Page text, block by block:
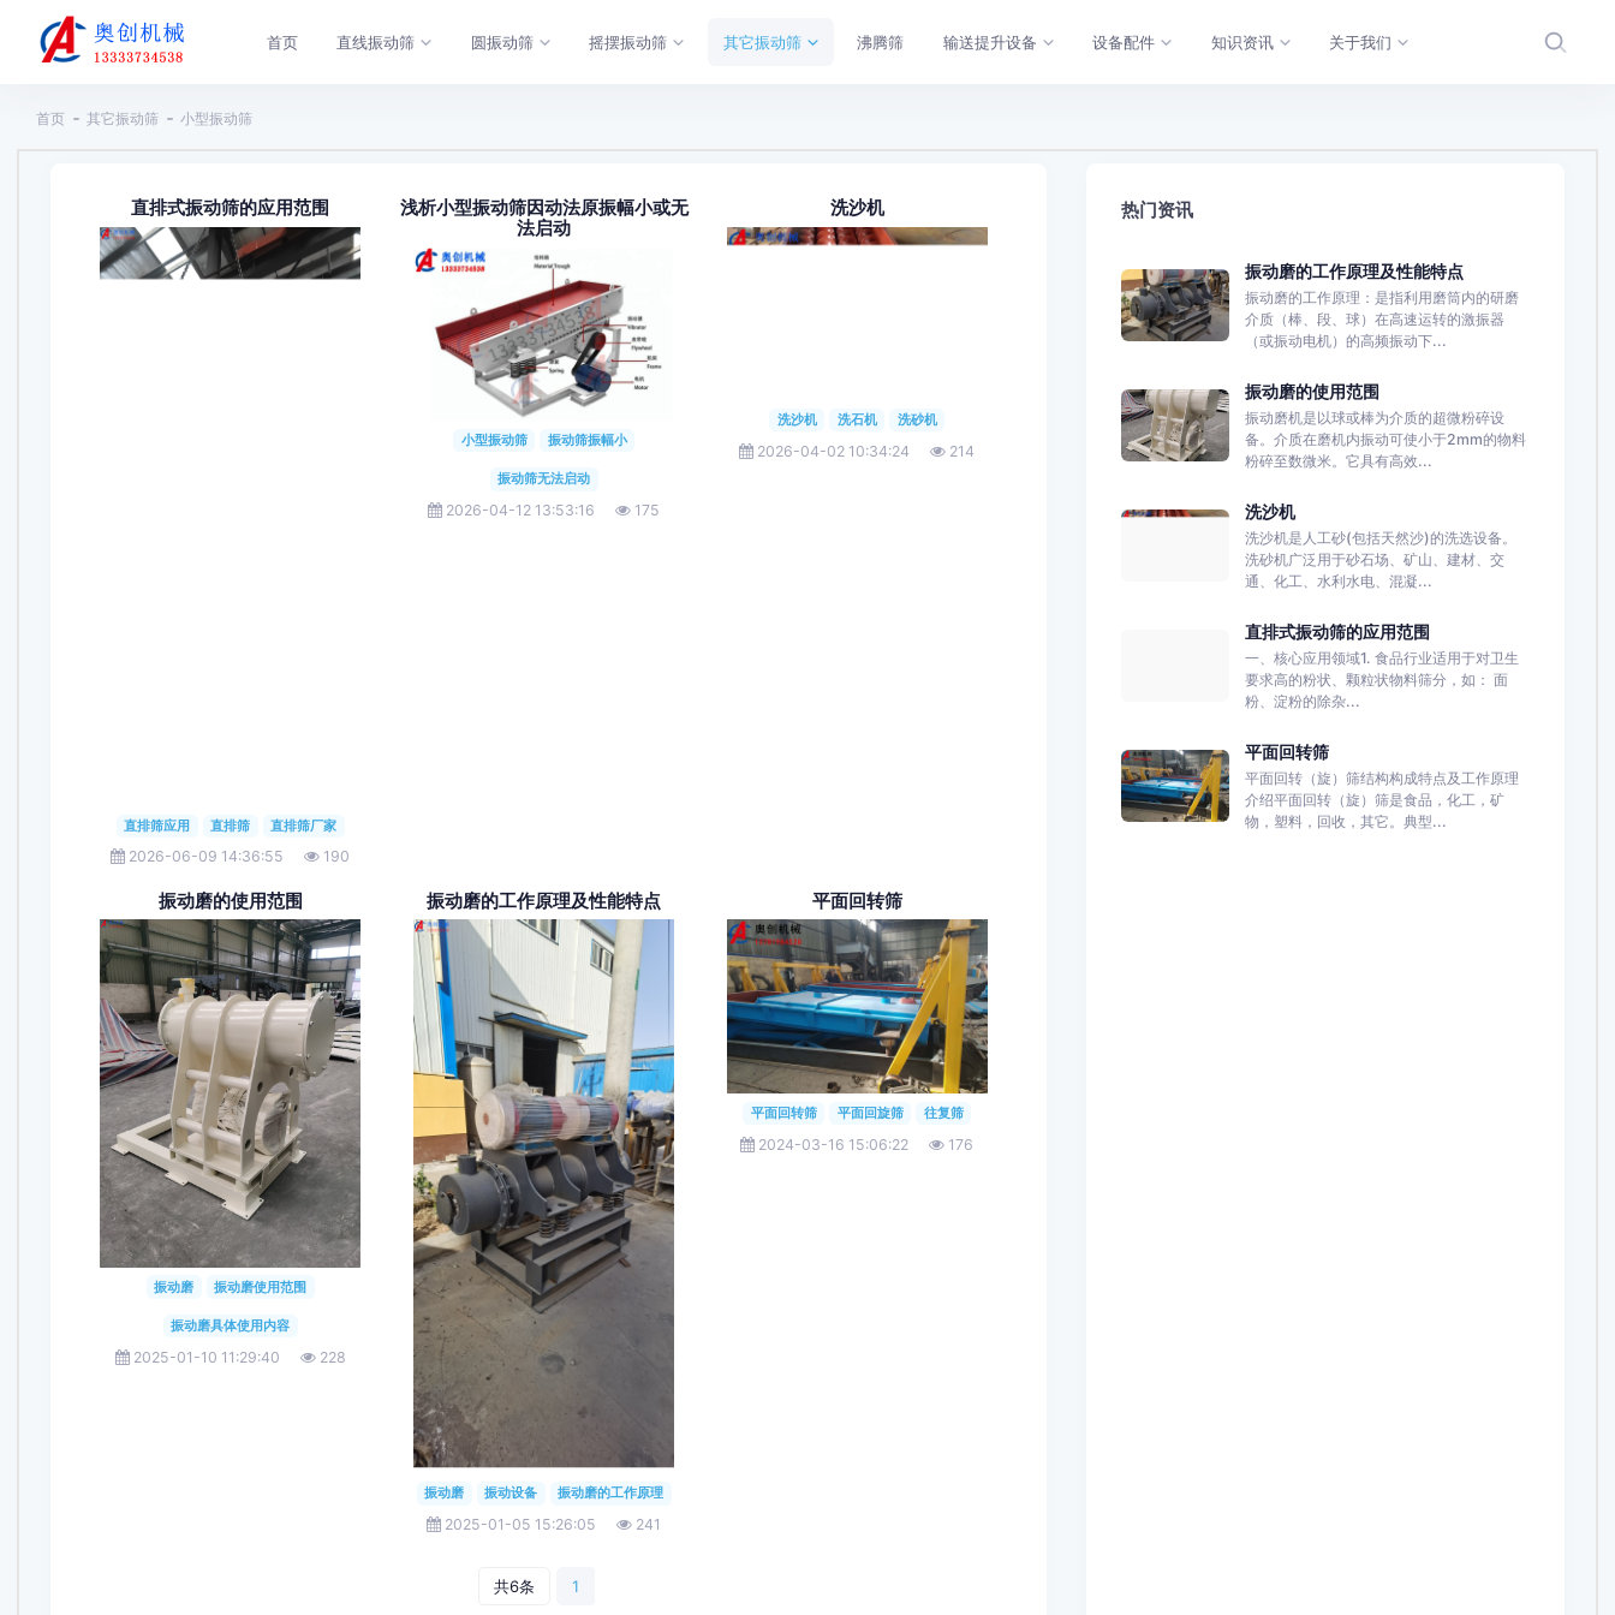
首页 直线振动筛 圆振动筛 摇摆振动筛 其它振动筛 沸腾筛 输送提升设备 设备配件 知识资讯 关于我们
首页 其它振动筛 小型振动筛
直排式振动筛的应用范围
直排筛应用 直排筛 直排筛厂家
2026-06-09 14:36:55 190
浅析小型振动筛因动法原振幅小或无
法启动
小型振动筛 振动筛振幅小
振动筛无法启动
2026-04-12 13:53:16 175
洗沙机
洗沙机 洗石机 洗砂机
2026-04-02 10:34:24 214
振动磨的使用范围
振动磨 振动磨使用范围
振动磨具体使用内容
2025-01-10 11:29:40 228
振动磨的工作原理及性能特点
振动磨 振动设备 振动磨的工作原理
2025-01-05 15:26:05 241
平面回转筛
平面回转筛 平面回旋筛 往复筛
2024-03-16 15:06:22 176
共6条 1
热门资讯
振动磨的工作原理及性能特点
振动磨的工作原理：是指利用磨筒内的研磨
介质（棒、段、球）在高速运转的激振器
（或振动电机）的高频振动下...
振动磨的使用范围
振动磨机是以球或棒为介质的超微粉碎设
备。介质在磨机内振动可使小于2mm的物料
粉碎至数微米。它具有高效...
洗沙机
洗沙机是人工砂(包括天然沙)的洗选设备。
洗砂机广泛用于砂石场、矿山、建材、交
通、化工、水利水电、混凝...
直排式振动筛的应用范围
一、核心应用领域1. 食品行业适用于对卫生
要求高的粉状、颗粒状物料筛分，如： 面
粉、淀粉的除杂...
平面回转筛
平面回转（旋）筛结构构成特点及工作原理
介绍平面回转（旋）筛是食品，化工，矿
物，塑料，回收，其它。典型...